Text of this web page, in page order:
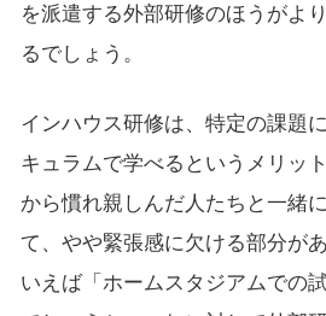
を派遣する外部研修のほうがよ
るでしょう。
インハウス研修は、特定の課題
キュラムで学べるというメリッ
から慣れ親しんだ人たちと一緒
て、やや緊張感に欠ける部分が
いえば「ホームスタジアムでの